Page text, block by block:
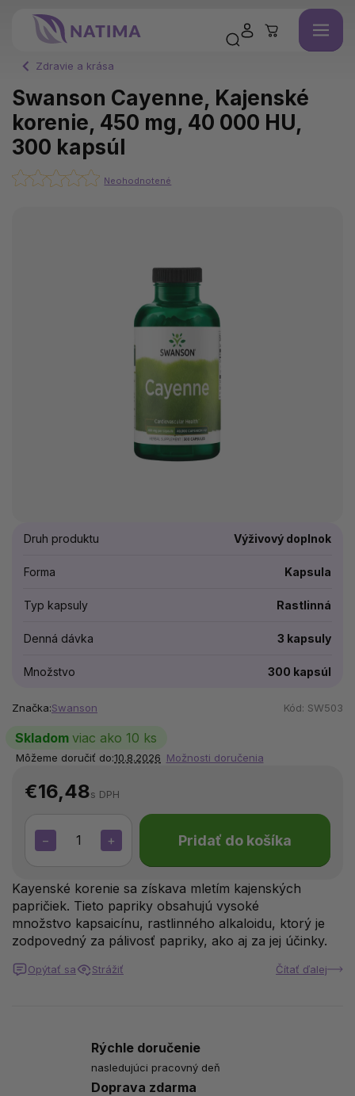
Zdravie a krása
Swanson Cayenne, Kajenské
korenie, 450 mg, 40 000 HU,
300 kapsúl
Neohodnotené
€16,48s DPH
+
− Pridať do košíka
Kayenské korenie sa získava mletím kajenských
papričiek. Tieto papriky obsahujú vysoké
množstvo kapsaicínu, rastlinného alkaloidu, ktorý je
zodpovedný za pálivosť papriky, ako aj za jej účinky.
Čítať ďalej
Opýtať sa Strážiť
Značka:Swanson Kód: SW503
Druh produktu Výživový doplnok
Forma Kapsula
Typ kapsuly Rastlinná
Denná dávka 3 kapsuly
Množstvo 300 kapsúl
Skladom viac ako 10 ks
Môžeme doručiť do:10.8.2026 Možnosti doručenia
Rýchle doručenie
nasledujúci pracovný deň
Doprava zdarma